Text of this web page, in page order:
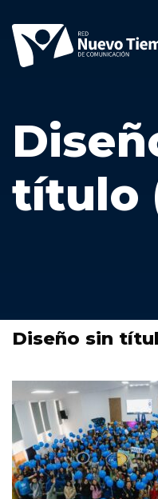
título
Diseño sin